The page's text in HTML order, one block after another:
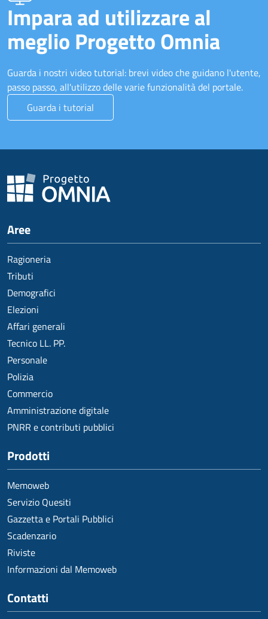
Impara ad utilizzare al
meglio Progetto Omnia
Guarda i nostri video tutorial: brevi video che guidano l'utente,
passo passo, all'utilizzo delle varie funzionalità del portale.
Guarda i tutorial
Aree
Ragioneria
Tributi
Demografici
Elezioni
Affari generali
Tecnico LL. PP.
Personale
Polizia
Commercio
Amministrazione digitale
PNRR e contributi pubblici
Prodotti
Memoweb
Servizio Quesiti
Gazzetta e Portali Pubblici
Scadenzario
Riviste
Informazioni dal Memoweb
Contatti